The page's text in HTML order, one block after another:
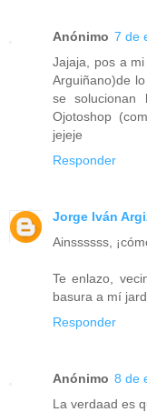
Anónimo 7 de
Jajaja, pos a
Arguiñano)de
se solucionan
Ojotoshop
jejeje
Responder
Jorge Iván
Ainssssss,
Te enlazo,
basura a mí
Responder
Anónimo 8 de
La verdaad es